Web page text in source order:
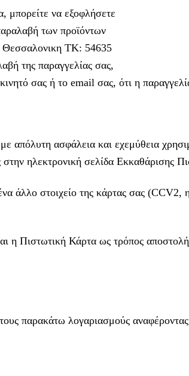
μπορείτε να εξοφλήσετε
των προϊόντων
Θεσσαλονικη ΤΚ: 54635
της παραγγελίας σας,
σας ή το email σας, ότι η
απόλυτη ασφάλεια και εχεμύθεια
στην ηλεκτρονική σελίδα Εκκαθάρισης
άλλο στοιχείο της κάρτας σας
η Πιστωτική Κάρτα ως τρόπος
παρακάτω λογαριασμούς